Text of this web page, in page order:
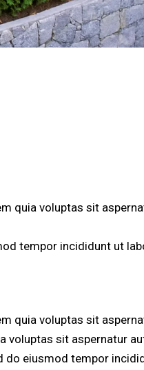
quia voluptas sit
tempor incididunt ut
quia voluptas sit
voluptas sit aspernatur
do eiusmod tempor